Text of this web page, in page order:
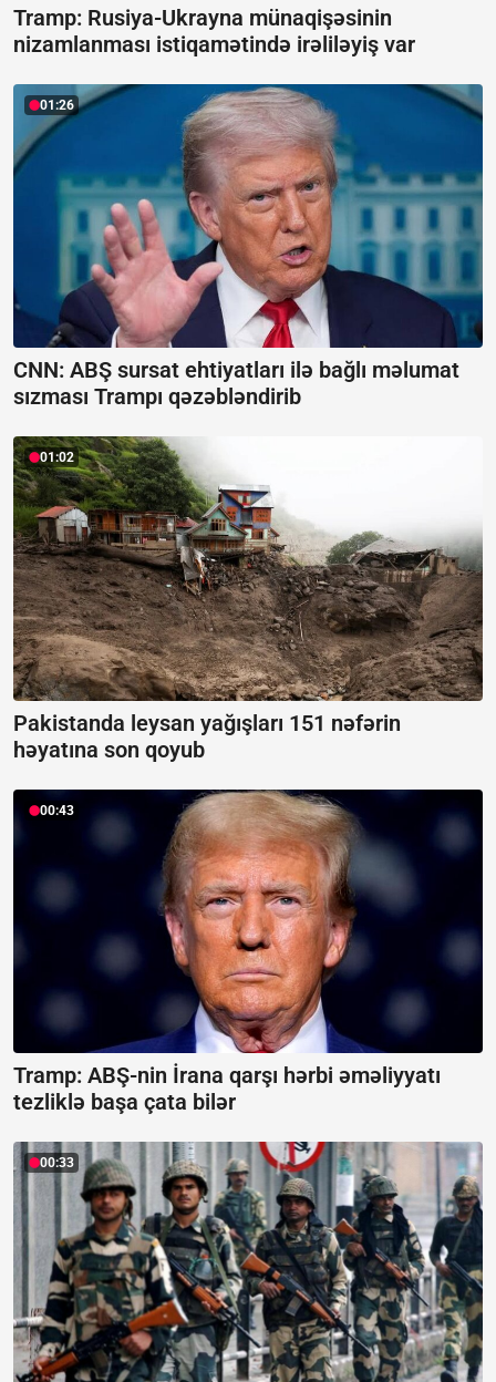
Tramp: Rusiya-Ukrayna münaqişəsinin
nizamlanması istiqamətində irəliləyiş var
01:26
CNN: ABŞ sursat ehtiyatları ilə bağlı məlumat
sızması Trampı qəzəbləndirib
01:02
Pakistanda leysan yağışları 151 nəfərin
həyatına son qoyub
00:43
Tramp: ABŞ-nin İrana qarşı hərbi əməliyyatı
tezliklə başa çata bilər
00:33